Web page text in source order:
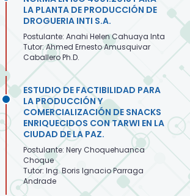
LA PLANTA DE PRODUCCIÓN DE
DROGUERIA INTI S.A.
Postulante: Anahi Helen Cahuaya Inta
Tutor: Ahmed Ernesto Amusquivar
Caballero Ph.D.
ESTUDIO DE FACTIBILIDAD PARA
LA PRODUCCIÓN Y
COMERCIALIZACIÓN DE SNACKS
ENRIQUECIDOS CON TARWI EN LA
CIUDAD DE LA PAZ.
Postulante: Nery Choquehuanca
Choque
Tutor: Ing. Boris Ignacio Parraga
Andrade